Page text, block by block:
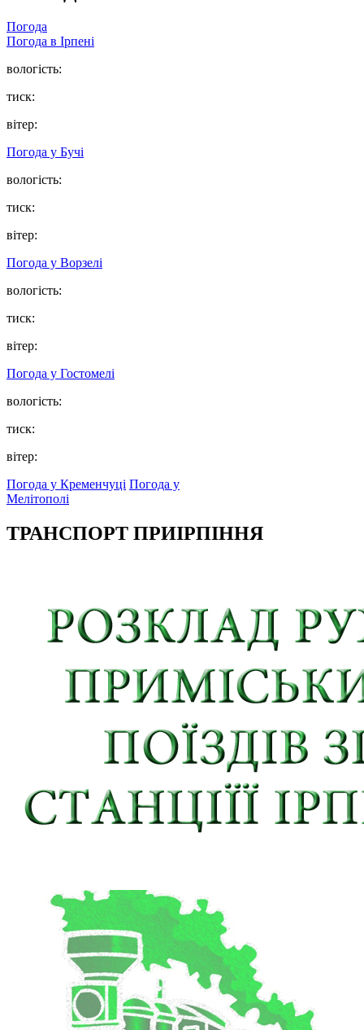
Погода
Погода в Ірпені
вологість:
тиск:
вітер:
Погода у Бучі
вологість:
тиск:
вітер:
Погода у Ворзелі
вологість:
тиск:
вітер:
Погода у Гостомелі
вологість:
тиск:
вітер:
Погода у Кременчуці Погода у
Мелітополі
ТРАНСПОРТ ПРИІРПІННЯ